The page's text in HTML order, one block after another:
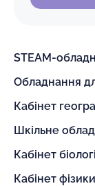
STEAM-
Обладнання
Кабінет
Шкільне
Кабінет
Кабінет